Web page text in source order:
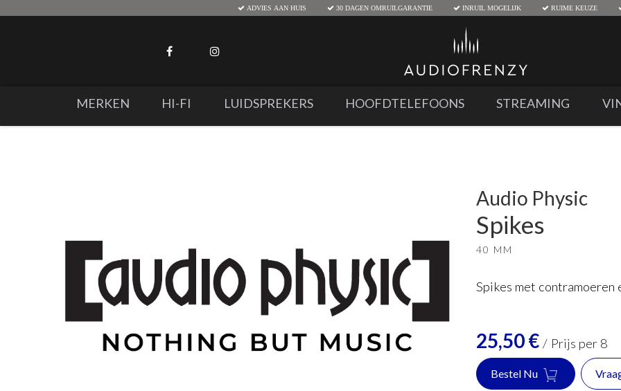
ADVIES AAN HUIS 30 DAGEN OMRUILGARANTIE INRUIL MOGELIJK RUIME KEUZE
MERKEN HI-FI LUIDSPREKERS HOOFDTELEFOONS STREAMING
Audio Physic
Spikes
40 MM
Spikes met contramoeren
25,50€ / Prijs per 8
Bestel Nu